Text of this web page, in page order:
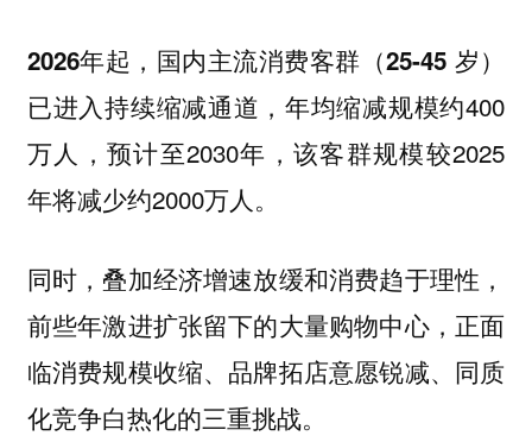
2026年起，国内主流消费客群（25-45 岁）
已进入持续缩减通道 ，年均缩减规模约400
万人，预计至2030年，该客群规模较2025
年将减少约2000万人。
同时，叠加经济增速放缓和消费趋于理性，
前些年激进扩张留下的大量购物中心，正面
临消费规模收缩、品牌拓店意愿锐减、同质
化竞争白热化的三重挑战。